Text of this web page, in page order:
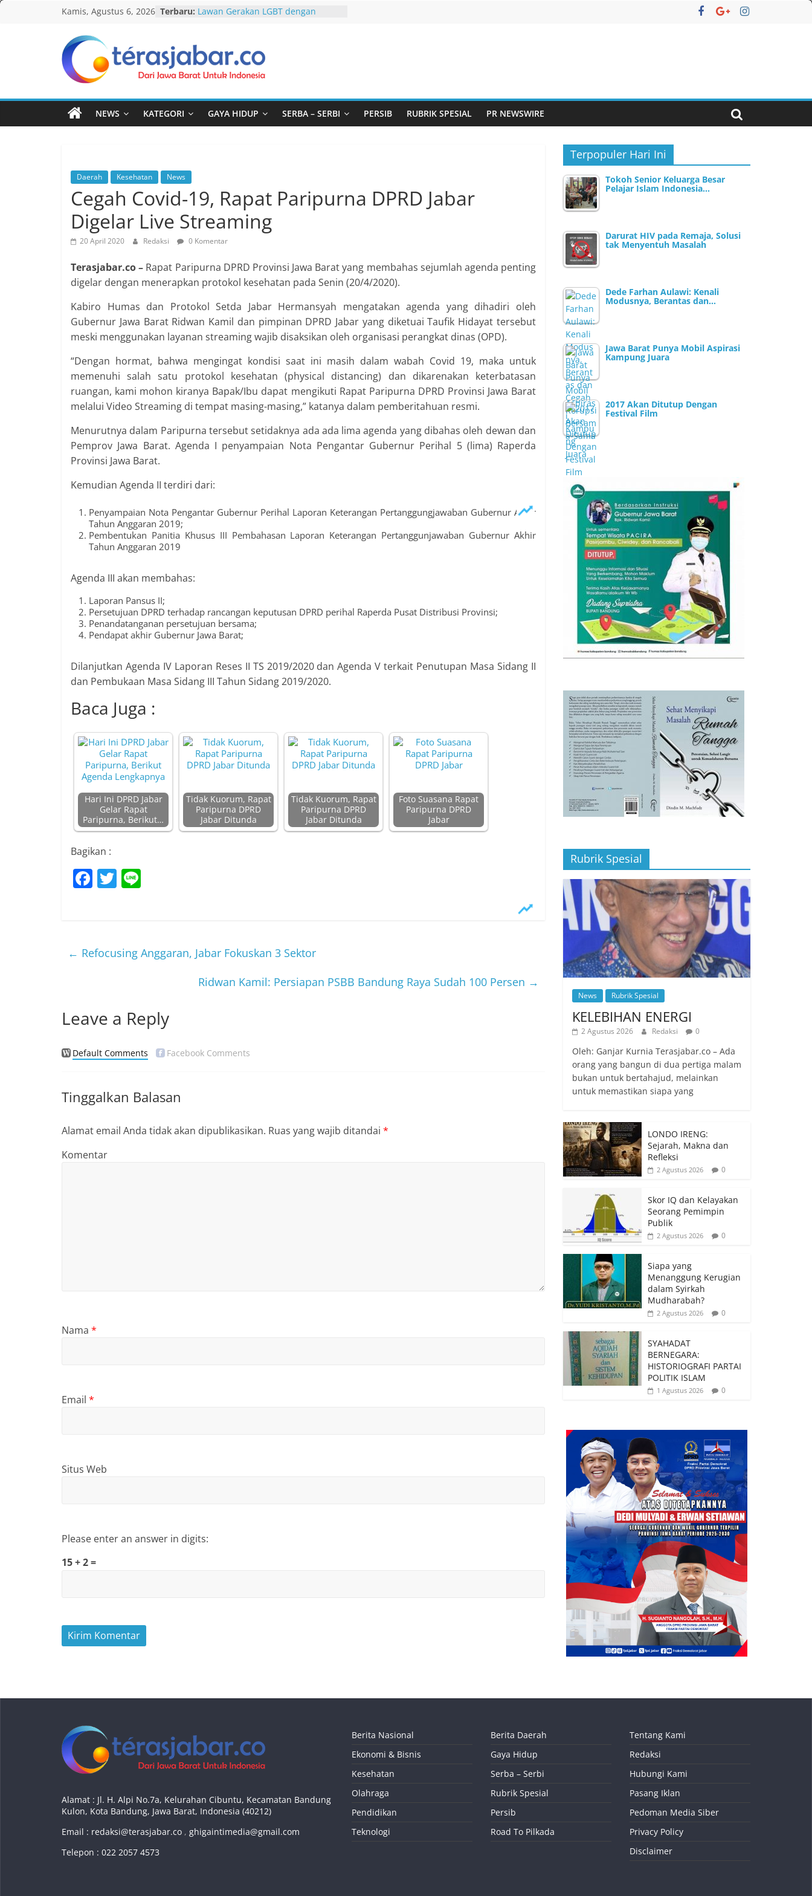
Skip
Kamis, Agustus 6, 2026 Terbaru: Lawan Gerakan LGBT dengan
Komnas Anti Pemurtadan Gandeng
Dewan Dakwah Gelar Seminar
Penanganan Kasus Pemurtadan
Cetak Sejarah, 20 Ribu Anak
PAUD/TK/RA di Bandung Barat Siap
Teras
Jabar
NEWS KATEGORI GAYA HIDUP SERBA – SERBI PERSIB RUBRIK SPESIAL PR NEWSWIRE
Daerah Kesehatan News
Cegah Covid-19, Rapat Paripurna DPRD Jabar
Digelar Live Streaming
20 April 2020 Redaksi 0 Komentar
Terasjabar.co – Rapat Paripurna DPRD Provinsi Jawa Barat yang membahas sejumlah agenda penting
digelar dengan menerapkan protokol kesehatan pada Senin (20/4/2020).
Kabiro Humas dan Protokol Setda Jabar Hermansyah mengatakan agenda yang dihadiri oleh
Gubernur Jawa Barat Ridwan Kamil dan pimpinan DPRD Jabar yang diketuai Taufik Hidayat tersebut
meski menggunakan layanan streaming wajib disaksikan oleh organisasi perangkat dinas (OPD).
“Dengan hormat, bahwa mengingat kondisi saat ini masih dalam wabah Covid 19, maka untuk
memenuhi salah satu protokol kesehatan (physical distancing) dan dikarenakan keterbatasan
ruangan, kami mohon kiranya Bapak/Ibu dapat mengikuti Rapat Paripurna DPRD Provinsi Jawa Barat
melalui Video Streaming di tempat masing-masing,” katanya dalam pemberitahuan resmi.
Menurutnya dalam Paripurna tersebut setidaknya ada ada lima agenda yang dibahas oleh dewan dan
Pemprov Jawa Barat. Agenda I penyampaian Nota Pengantar Gubernur Perihal 5 (lima) Raperda
Provinsi Jawa Barat.
Kemudian Agenda II terdiri dari:
Penyampaian Nota Pengantar Gubernur Perihal Laporan Keterangan Pertanggungjawaban Gubernur Akhir
Tahun Anggaran 2019;
Pembentukan Panitia Khusus III Pembahasan Laporan Keterangan Pertanggunjawaban Gubernur Akhir
Tahun Anggaran 2019
Agenda III akan membahas:
Laporan Pansus II;
Persetujuan DPRD terhadap rancangan keputusan DPRD perihal Raperda Pusat Distribusi Provinsi;
Penandatanganan persetujuan bersama;
Pendapat akhir Gubernur Jawa Barat;
Dilanjutkan Agenda IV Laporan Reses II TS 2019/2020 dan Agenda V terkait Penutupan Masa Sidang II
dan Pembukaan Masa Sidang III Tahun Sidang 2019/2020.
Baca Juga :
Hari Ini DPRD Jabar
Gelar Rapat
Paripurna, Berikut…
Tidak Kuorum, Rapat
Paripurna DPRD
Jabar Ditunda
Tidak Kuorum, Rapat
Paripurna DPRD
Jabar Ditunda
Foto Suasana Rapat
Paripurna DPRD
Jabar
Bagikan :
F
b
k
T
← Refocusing Anggaran, Jabar Fokuskan 3 Sektor
Ridwan Kamil: Persiapan PSBB Bandung Raya Sudah 100 Persen →
Leave a Reply
Default Comments Facebook Comments
Tinggalkan Balasan
Alamat email Anda tidak akan dipublikasikan. Ruas yang wajib ditandai *
Komentar
Nama *
Email *
Situs Web
Please enter an answer in digits:
15 + 2 =
Terpopuler Hari Ini
Tokoh Senior Keluarga Besar
Pelajar Islam Indonesia…
Darurat HIV pada Remaja, Solusi
tak Menyentuh Masalah
Dede Farhan Aulawi: Kenali
Modusnya, Berantas dan…
Jawa Barat Punya Mobil Aspirasi
Kampung Juara
2017 Akan Ditutup Dengan
Festival Film
Rubrik Spesial
News Rubrik Spesial
KELEBIHAN ENERGI
2 Agustus 2026 Redaksi 0
Oleh: Ganjar Kurnia Terasjabar.co – Ada
orang yang bangun di dua pertiga malam
bukan untuk bertahajud, melainkan
untuk memastikan siapa yang
LONDO IRENG:
Sejarah, Makna dan
Refleksi
2 Agustus 2026 0
Skor IQ dan Kelayakan
Seorang Pemimpin
Publik
2 Agustus 2026 0
Siapa yang
Menanggung Kerugian
dalam Syirkah
Mudharabah?
2 Agustus 2026 0
SYAHADAT
BERNEGARA:
HISTORIOGRAFI PARTAI
POLITIK ISLAM
1 Agustus 2026 0
Alamat : Jl. H. Alpi No.7a, Kelurahan Cibuntu, Kecamatan Bandung
Kulon, Kota Bandung, Jawa Barat, Indonesia (40212)
Email : redaksi@terasjabar.co , ghigaintimedia@gmail.com
Telepon : 022 2057 4573
Berita Nasional
Ekonomi & Bisnis
Kesehatan
Olahraga
Pendidikan
Teknologi
Berita Daerah
Gaya Hidup
Serba – Serbi
Rubrik Spesial
Persib
Road To Pilkada
Tentang Kami
Redaksi
Hubungi Kami
Pasang Iklan
Pedoman Media Siber
Privacy Policy
Disclaimer